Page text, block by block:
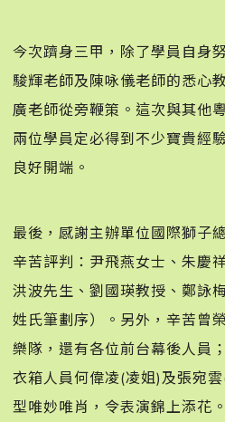
今次躋身三甲，除了學員自身
駿輝老師及陳咏儀老師的悉心
廣老師從旁鞭策。這次與其他
兩位學員定必得到不少寶貴經
良好開端。󠀠
最後，感謝主辦單位國際獅子
辛苦評判：尹飛燕女士、朱慶
洪波先生、劉國瑛教授、鄭詠
姓氏筆劃序）。另外，辛苦曾
樂隊，還有各位前台幕後人員
衣箱人員何偉凌(凌姐)及張宛
型唯妙唯肖，令表演錦上添花。